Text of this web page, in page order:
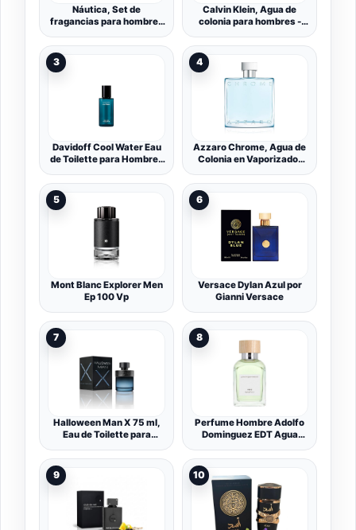
Náutica, Set de
fragancias para hombres
Calvin Klein, Agua de
colonia para hombres -
3
Davidoff Cool Water Eau
de Toilette para Hombre |
masculina, fresca y con
notas de cilantro, menta y
lavanda | Intensidad
media | 40 ml
4
Azzaro Chrome, Agua de
Colonia en Vaporizador
Fragancia Cítrica Fresca,
5
Mont Blanc Explorer Men
Ep 100 Vp
6
Versace Dylan Azul por
Gianni Versace
7
Halloween Man X 75 ml,
Eau de Toilette para
Fougère, con Vaporizador
8
Perfume Hombre Adolfo
Dominguez EDT Agua
9 10